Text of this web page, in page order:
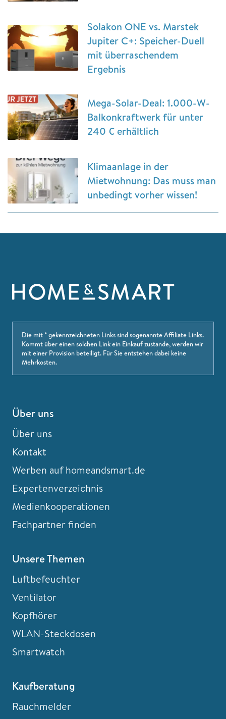
Solakon ONE vs. Marstek
Jupiter C+: Speicher-Duell
mit überraschendem
Ergebnis
Mega-Solar-Deal: 1.000-W-
Balkonkraftwerk für unter
240 € erhältlich
Klimaanlage in der
Mietwohnung: Das muss man
unbedingt vorher wissen!
Die mit * gekennzeichneten Links sind sogenannte Affiliate Links.
Kommt über einen solchen Link ein Einkauf zustande, werden wir
mit einer Provision beteiligt. Für Sie entstehen dabei keine
Mehrkosten.
Über uns
Über uns
Kontakt
Werben auf homeandsmart.de
Expertenverzeichnis
Medienkooperationen
Fachpartner finden
Unsere Themen
Luftbefeuchter
Ventilator
Kopfhörer
WLAN-Steckdosen
Smartwatch
Kaufberatung
Rauchmelder